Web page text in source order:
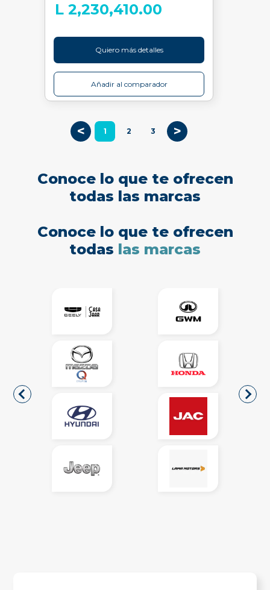
L 2,230,410.00
Quiero más detalles
Añadir al comparador
< 1 2 3 >
Conoce lo que te ofrecen
todas las marcas
Conoce lo que te ofrecen
todas las marcas